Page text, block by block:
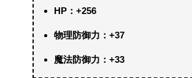
HP：+256
物理防御力：+37
魔法防御力：+33